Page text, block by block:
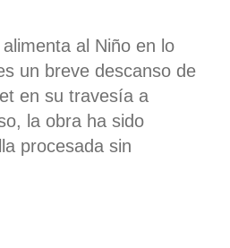
al Niño en lo
un breve descanso de
en su travesía a
la obra ha sido
procesada sin